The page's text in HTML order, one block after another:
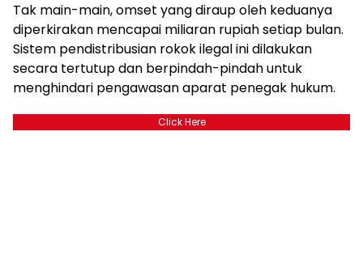
Tak main-main, omset yang diraup oleh keduanya
diperkirakan mencapai miliaran rupiah setiap bulan.
Sistem pendistribusian rokok ilegal ini dilakukan
secara tertutup dan berpindah-pindah untuk
menghindari pengawasan aparat penegak hukum.
Click Here